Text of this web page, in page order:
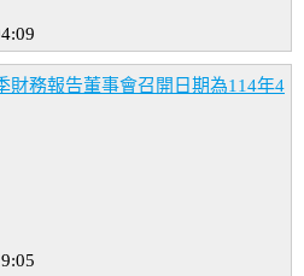
財務報告董事會召開日期為114年4